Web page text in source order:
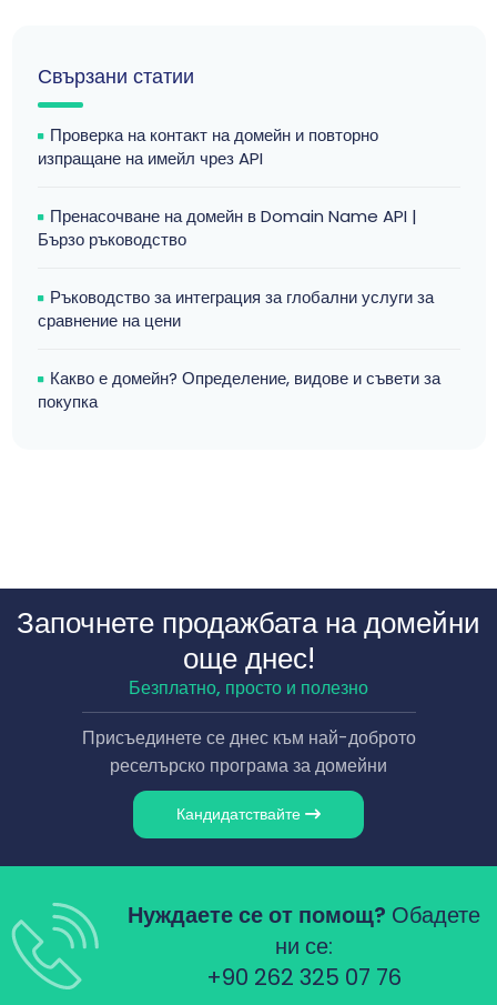
Свързани статии
Проверка на контакт на домейн и повторно
изпращане на имейл чрез API
Пренасочване на домейн в Domain Name API |
Бързо ръководство
Ръководство за интеграция за глобални услуги за
сравнение на цени
Какво е домейн? Определение, видове и съвети за
покупка
Започнете продажбата на домейни
още днес!
Безплатно, просто и полезно
Присъединете се днес към най-доброто
реселърско програма за домейни
Кандидатствайте
Нуждаете се от помощ? Обадете
ни се:
+90 262 325 07 76